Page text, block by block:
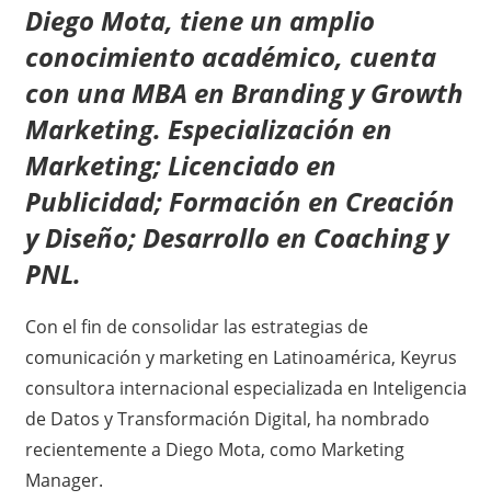
Diego Mota, tiene un amplio
conocimiento académico, cuenta
con una MBA en Branding y Growth
Marketing. Especialización en
Marketing; Licenciado en
Publicidad; Formación en Creación
y Diseño; Desarrollo en Coaching y
PNL.
Con el fin de consolidar las estrategias de
comunicación y marketing en Latinoamérica, Keyrus
consultora internacional especializada en Inteligencia
de Datos y Transformación Digital, ha nombrado
recientemente a Diego Mota, como Marketing
Manager.